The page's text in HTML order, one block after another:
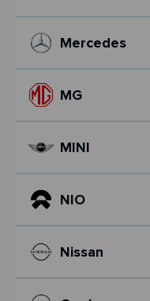
Mercedes
MG
MINI
NIO
Nissan